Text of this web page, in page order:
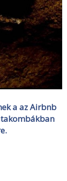
a az Airbnb